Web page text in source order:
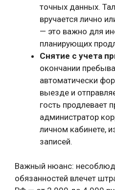
точных данных.
вручается лично
— это важно для
планирующих
Снятие с учета
окончании
автоматически
выезде и
гость продлевает
администратор
личном кабинете,
записей.
Важный нюанс:
обязанностей влечет